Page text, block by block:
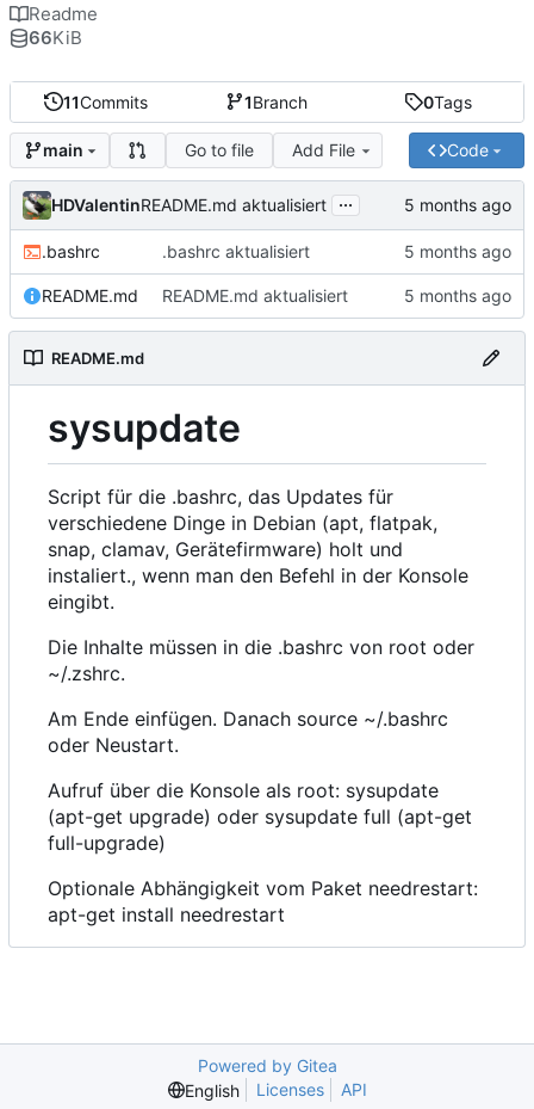
11Commits 1Branch 0Tags
main Go to file Add File Code
HDValentinREADME.md aktualisiert ...
.bashrc .bashrc aktualisiert
README.md README.md aktualisiert
README.md
sysupdate
Script für die .bashrc, das Updates für
verschiedene Dinge in Debian (apt, flatpak,
snap, clamav, Gerätefirmware) holt und
instaliert., wenn man den Befehl in der Konsole
eingibt.
Die Inhalte müssen in die .bashrc von root oder
~/.zshrc.
Am Ende einfügen. Danach source ~/.bashrc
oder Neustart.
Aufruf über die Konsole als root: sysupdate
(apt-get upgrade) oder sysupdate full (apt-get
full-upgrade)
Optionale Abhängigkeit vom Paket needrestart:
apt-get install needrestart
Readme
66KiB
Powered by Gitea
English
Licenses API